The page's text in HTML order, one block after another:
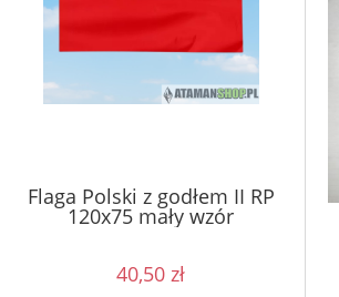
Flaga Polski z godłem II RP
120x75 mały wzór
40,50 zł
Koszulka uliczna fuck your